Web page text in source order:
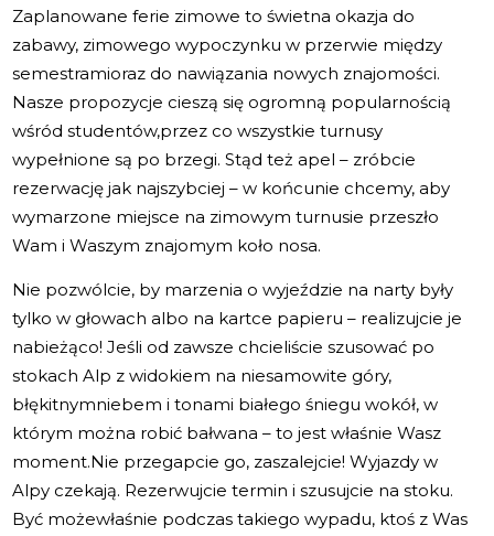
Zaplanowane ferie zimowe to świetna okazja do
zabawy, zimowego wypoczynku w przerwie między
semestramioraz do nawiązania nowych znajomości.
Nasze propozycje cieszą się ogromną popularnością
wśród studentów,przez co wszystkie turnusy
wypełnione są po brzegi. Stąd też apel – zróbcie
rezerwację jak najszybciej – w końcunie chcemy, aby
wymarzone miejsce na zimowym turnusie przeszło
Wam i Waszym znajomym koło nosa.
Nie pozwólcie, by marzenia o wyjeździe na narty były
tylko w głowach albo na kartce papieru – realizujcie je
nabieżąco! Jeśli od zawsze chcieliście szusować po
stokach Alp z widokiem na niesamowite góry,
błękitnymniebem i tonami białego śniegu wokół, w
którym można robić bałwana – to jest właśnie Wasz
moment.Nie przegapcie go, zaszalejcie! Wyjazdy w
Alpy czekają. Rezerwujcie termin i szusujcie na stoku.
Być możewłaśnie podczas takiego wypadu, ktoś z Was